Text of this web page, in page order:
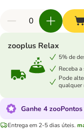
zooplus Relax
5% de
Receba
Pode
qualquer
Ganhe 4
Entrega em 2-5 dias úteis.